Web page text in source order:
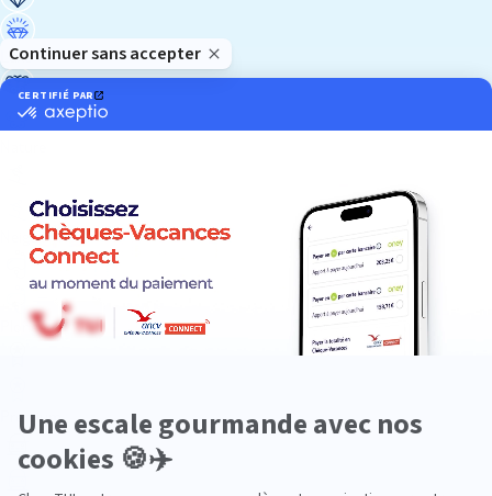
Luxe
Neige
Plongée
Premium